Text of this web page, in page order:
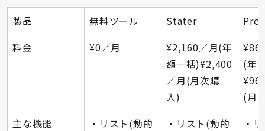
製品 無料ツール Stater
料金
¥0／月
¥2,160／月(年
額一括)¥2,400
／月(月次購
入)
(年
(月
主な機能
・リスト(動的 ・リスト(動的 ・